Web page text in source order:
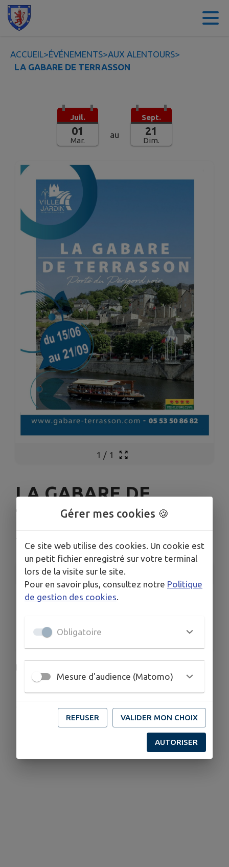
Contenu
ACCUEIL>ÉVÉNEMENTS>AUX ALENTOURS>
LA GABARE DE TERRASSON
Juil.
01
Mar.
au
Sept.
21
Dim.
1 / 1
LA GABARE DE
TERRASSON
Terrasson-Lavilledieu
INFORMATIONS PRATIQUES
LIEU
Du mar. 1 juil. au dim. 21 sept.
LA GABARE DE TERRASSON
Publié par Mairie de Terrasson
Gérer mes cookies 🍪
Ce site web utilise des cookies. Un cookie est
un petit fichier enregistré sur votre terminal
lors de la visite sur le site.
Pour en savoir plus, consultez notre Politique
de gestion des cookies
Obligatoire
Mesure d'audience (Matomo)
REFUSER VALIDER MON CHOIX
AUTORISER